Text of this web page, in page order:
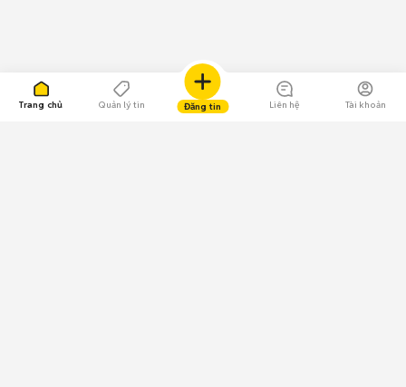
Trang chủ Quản lý tin Đăng tin Liên hệ Tài khoản